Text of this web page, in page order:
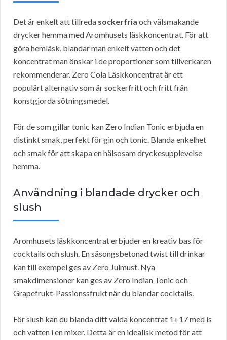
Det är enkelt att tillreda sockerfria och välsmakande
drycker hemma med Aromhusets läskkoncentrat. För att
göra hemläsk, blandar man enkelt vatten och det
koncentrat man önskar i de proportioner som tillverkaren
rekommenderar. Zero Cola Läskkoncentrat är ett
populärt alternativ som är sockerfritt och fritt från
konstgjorda sötningsmedel.
För de som gillar tonic kan Zero Indian Tonic erbjuda en
distinkt smak, perfekt för gin och tonic. Blanda enkelhet
och smak för att skapa en hälsosam dryckesupplevelse
hemma.
Användning i blandade drycker och
slush
Aromhusets läskkoncentrat erbjuder en kreativ bas för
cocktails och slush. En säsongsbetonad twist till drinkar
kan till exempel ges av Zero Julmust. Nya
smakdimensioner kan ges av Zero Indian Tonic och
Grapefrukt-Passionssfrukt när du blandar cocktails.
För slush kan du blanda ditt valda koncentrat 1+17 med is
och vatten i en mixer. Detta är en idealisk metod för att